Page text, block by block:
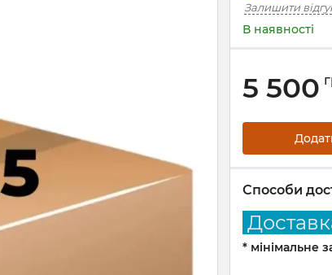
Залишити
В наявності
5 500
Способи
* мінімальне